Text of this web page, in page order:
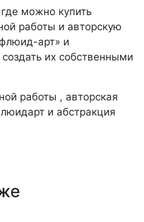
можно купить
работы и авторскую
арт» и
их собственными
работы , авторская
и абстракция